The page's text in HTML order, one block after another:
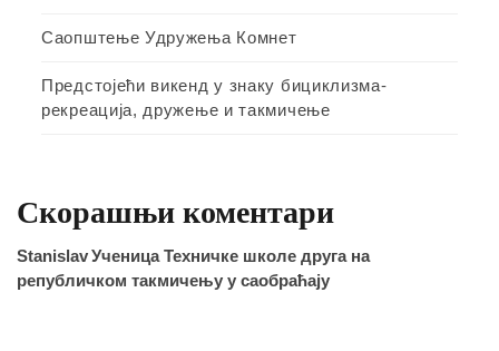
Саопштење Удружења Комнет
Предстојећи викенд у знаку бициклизма-
рекреација, дружење и такмичење
Скорашњи коментари
StanislavУченица Техничке школе друга на
републичком такмичењу у саобраћају